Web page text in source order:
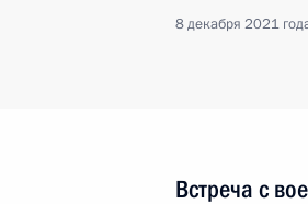
8 декабря 2021
Встреча с